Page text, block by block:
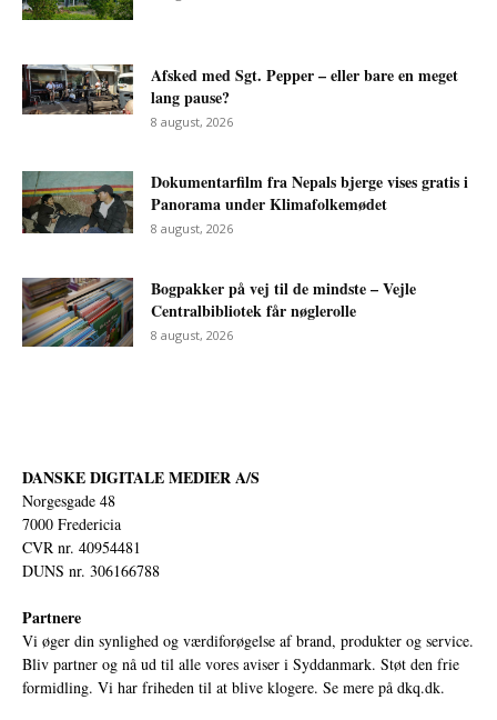
Afsked med Sgt. Pepper – eller bare en meget
lang pause?
8 august, 2026
Dokumentarfilm fra Nepals bjerge vises gratis i
Panorama under Klimafolkemødet
8 august, 2026
Bogpakker på vej til de mindste – Vejle
Centralbibliotek får nøglerolle
8 august, 2026
DANSKE DIGITALE MEDIER A/S
Norgesgade 48
7000 Fredericia
CVR nr. 40954481
DUNS nr. 306166788
Partnere
Vi øger din synlighed og værdiforøgelse af brand, produkter og service.
Bliv partner og nå ud til alle vores aviser i Syddanmark. Støt den frie
formidling. Vi har friheden til at blive klogere. Se mere på dkq.dk.